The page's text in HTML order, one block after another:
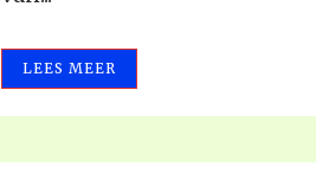
LEES MEER